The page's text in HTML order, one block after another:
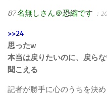
87名無しさん＠恐縮です ：
>>24
思ったw
本当は戻りたいのに、戻ら
聞こえる
記者が勝手に心のうちを決